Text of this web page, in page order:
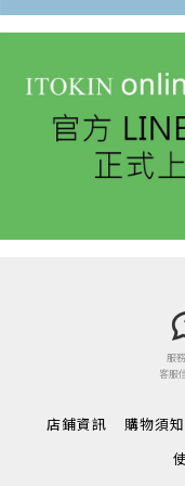
服
客服
店鋪資訊 購物須知